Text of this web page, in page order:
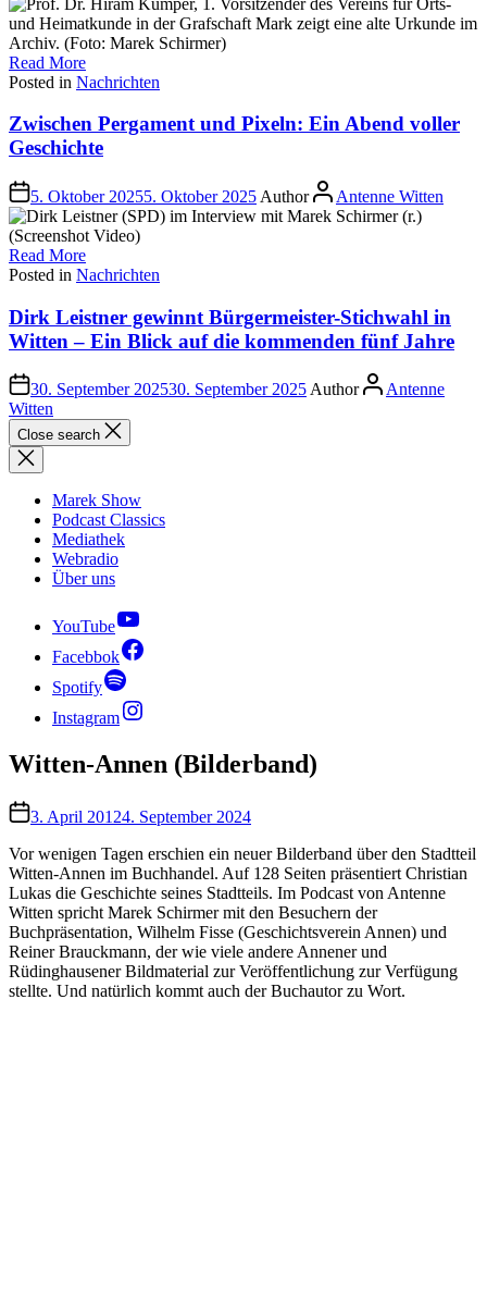
Read More
Posted in Nachrichten
Zwischen Pergament und Pixeln: Ein Abend voller
Geschichte
5. Oktober 20255. Oktober 2025 Author Antenne Witten
Read More
Posted in Nachrichten
Dirk Leistner gewinnt Bürgermeister-Stichwahl in
Witten – Ein Blick auf die kommenden fünf Jahre
30. September 202530. September 2025Author
Antenne
Witten
Close search
Marek Show
Podcast Classics
Mediathek
Webradio
Über uns
YouTube
Facebbok
Spotify
Instagram
Witten-Annen (Bilderband)
3. April 20124. September 2024
Vor wenigen Tagen erschien ein neuer Bilderband über den Stadtteil
Witten-Annen im Buchhandel. Auf 128 Seiten präsentiert Christian
Lukas die Geschichte seines Stadtteils. Im Podcast von Antenne
Witten spricht Marek Schirmer mit den Besuchern der
Buchpräsentation, Wilhelm Fisse (Geschichtsverein Annen) und
Reiner Brauckmann, der wie viele andere Annener und
Rüdinghausener Bildmaterial zur Veröffentlichung zur Verfügung
stellte. Und natürlich kommt auch der Buchautor zu Wort.